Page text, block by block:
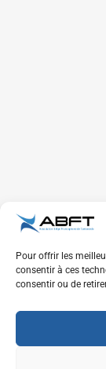
Pour offrir les
consentir à ces
consentir ou de